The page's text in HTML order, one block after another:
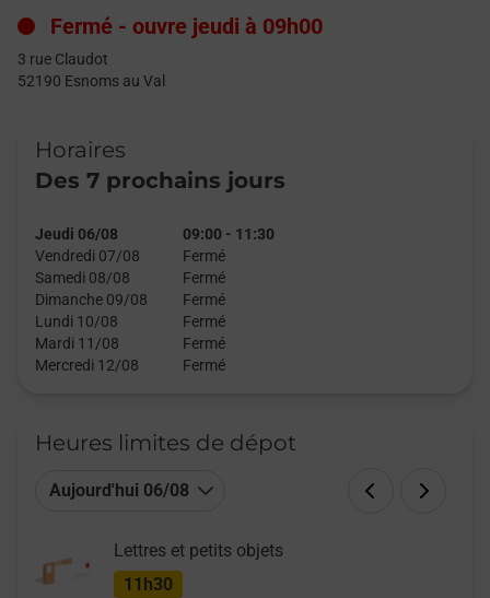
Fermé - ouvre jeudi à 09h00
3 rue Claudot
52190 Esnoms au Val
Horaires
Des 7 prochains jours
Jeudi 06/08 09:00 - 11:30
Vendredi 07/08
Fermé
Samedi 08/08
Fermé
Dimanche 09/08
Fermé
Lundi 10/08
Fermé
Mardi 11/08
Fermé
Mercredi 12/08
Fermé
Heures limites de dépot
Aujourd'hui 06/08
Lettres et petits objets
11h30